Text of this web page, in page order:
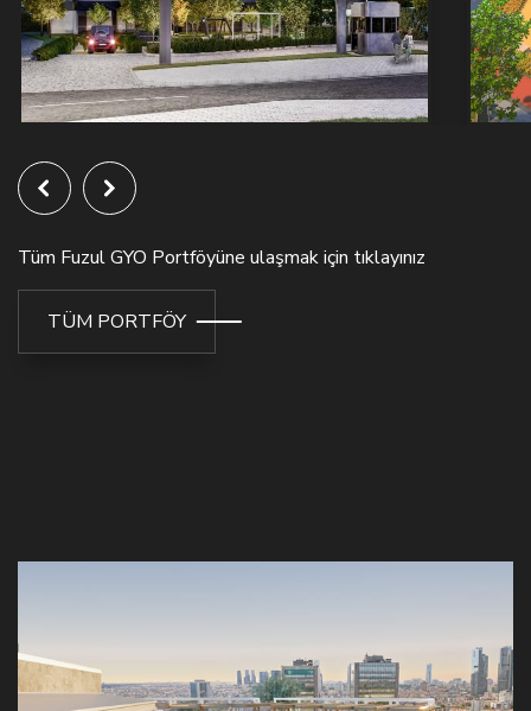
Tüm Fuzul GYO Portföyüne ulaşmak için tıklayınız
TÜM PORTFÖY